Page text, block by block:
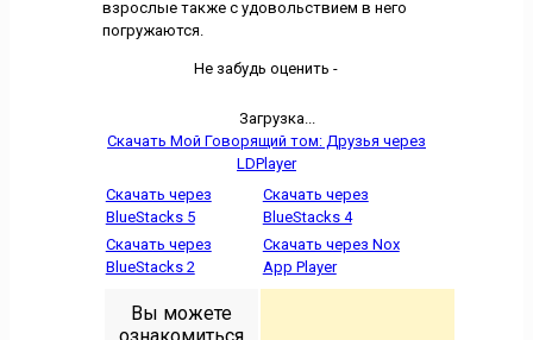
взрослые также с удовольствием в него
погружаются.
Не забудь оценить -
Загрузка...
Скачать Мой Говорящий том: Друзья через
LDPlayer
Скачать через
BlueStacks 5
Скачать через
BlueStacks 4
Скачать через
BlueStacks 2
Скачать через Nox
App Player
Вы можете
ознакомиться